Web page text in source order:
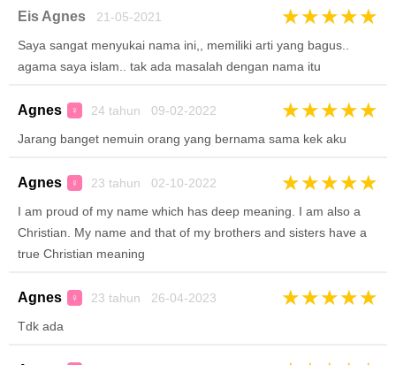
Eis Agnes 21-05-2021 ★★★★★
Saya sangat menyukai nama ini,, memiliki arti yang bagus..
agama saya islam.. tak ada masalah dengan nama itu
Agnes ♀ 24 tahun 09-02-2022 ★★★★★
Jarang banget nemuin orang yang bernama sama kek aku
Agnes ♀ 23 tahun 02-10-2022 ★★★★★
I am proud of my name which has deep meaning. I am also a
Christian. My name and that of my brothers and sisters have a
true Christian meaning
Agnes ♀ 23 tahun 26-04-2023 ★★★★★
Tdk ada